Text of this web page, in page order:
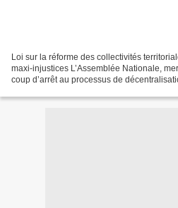
Loi sur la réforme des collectivités
maxi-injustices L’Assemblée Nationale,
coup d’arrêt au processus de